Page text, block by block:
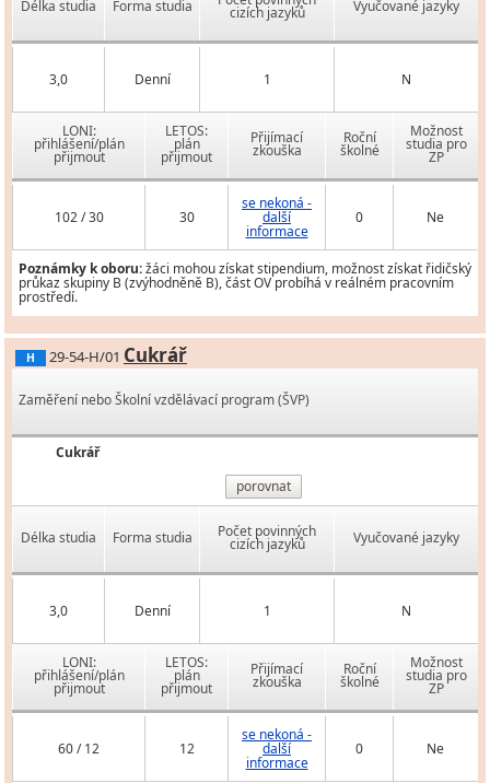
Délka studia Forma studia cizích jazyků Vyučované jazyky
3,0 Denní 1 N
LONI:
přihlášení/plán
přijmout
LETOS:
plán
přijmout
Přijímací
zkouška
Roční
školné
Možnost
studia pro
ZP
102 / 30 30
se nekoná -
další
informace
0 Ne
Poznámky k oboru:žáci mohou získat stipendium, možnost získat řidičský
průkaz skupiny B (zvýhodněně B), část OV probíhá v reálném pracovním
prostředí.
H 29-54-H/01 Cukrář
Zaměření nebo Školní vzdělávací program (ŠVP)
Cukrář
porovnat
Délka studia Forma studia Počet povinných
cizích jazyků Vyučované jazyky
3,0 Denní 1 N
LONI:
přihlášení/plán
přijmout
LETOS:
plán
přijmout
Přijímací
zkouška
Roční
školné
Možnost
studia pro
ZP
60 / 12 12
se nekoná -
další
informace
0 Ne